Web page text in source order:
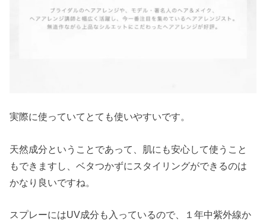
実際に使っていてとても使いやすいです。
天然成分ということであって、肌にも安心して使うこと
もできますし、ベタつかずにスタイリングができるのは
かなり良いですね。
スプレーにはUV成分も入っているので、１年中紫外線か